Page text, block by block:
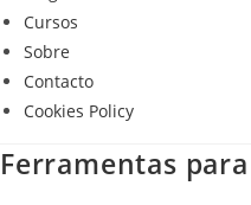
Cursos
Sobre
Contacto
Cookies Policy
Ferramentas